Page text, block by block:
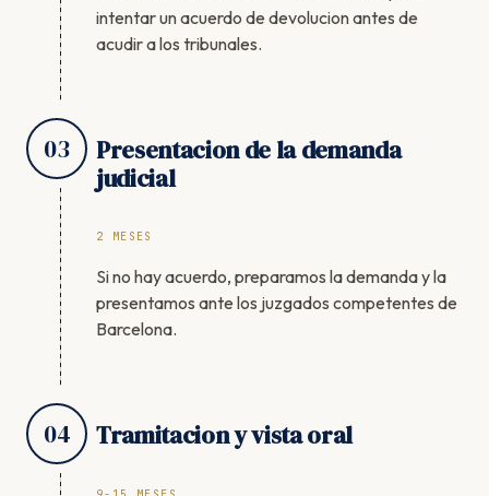
intentar un acuerdo de devolucion antes de
acudir a los tribunales.
03
Presentacion de la demanda
judicial
2 MESES
Si no hay acuerdo, preparamos la demanda y la
presentamos ante los juzgados competentes de
Barcelona.
04 Tramitacion y vista oral